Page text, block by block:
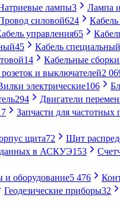
лампы3 Лампа
силовой624
управления65
45 Кабель специальный
14 Кабельные сборки
и выключателей2
электрические106
294 Двигатели
Запчасти для частотных
щита72 Щит
данных в АСКУЭ153
и оборудование5 476
Геодезические приборы32